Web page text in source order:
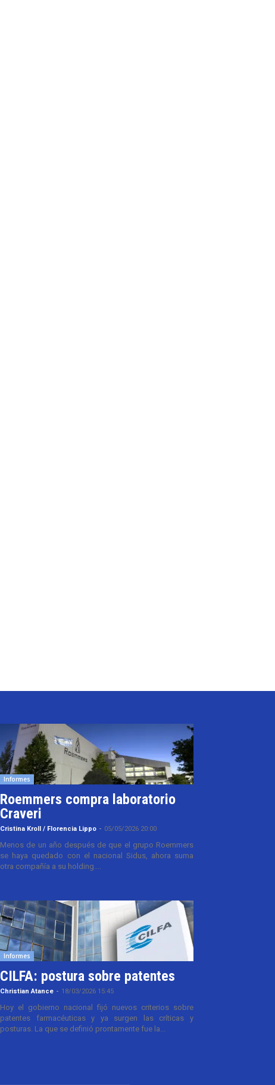
Informes
Roemmers compra laboratorio
Craveri
Cristina Kroll / Florencia Lippo - 05/05/2026 20:00
Menos de un año después de que el grupo Roemmers
se haya quedado con el nacional Sidus, ahora suma
otra compañía a su holding....
Informes
CILFA: postura sobre patentes
Christian Atance - 18/03/2026 15:45
Hoy el gobierno nacional fijó nuevos criterios sobre
patentes farmacéuticas y ya surgen las críticas y
posturas. La que se definió prontamente fue la...